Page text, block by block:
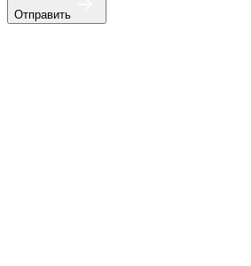
Отправить